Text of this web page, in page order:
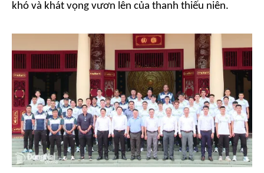
khó và khát vọng vươn lên của thanh thiếu niên.